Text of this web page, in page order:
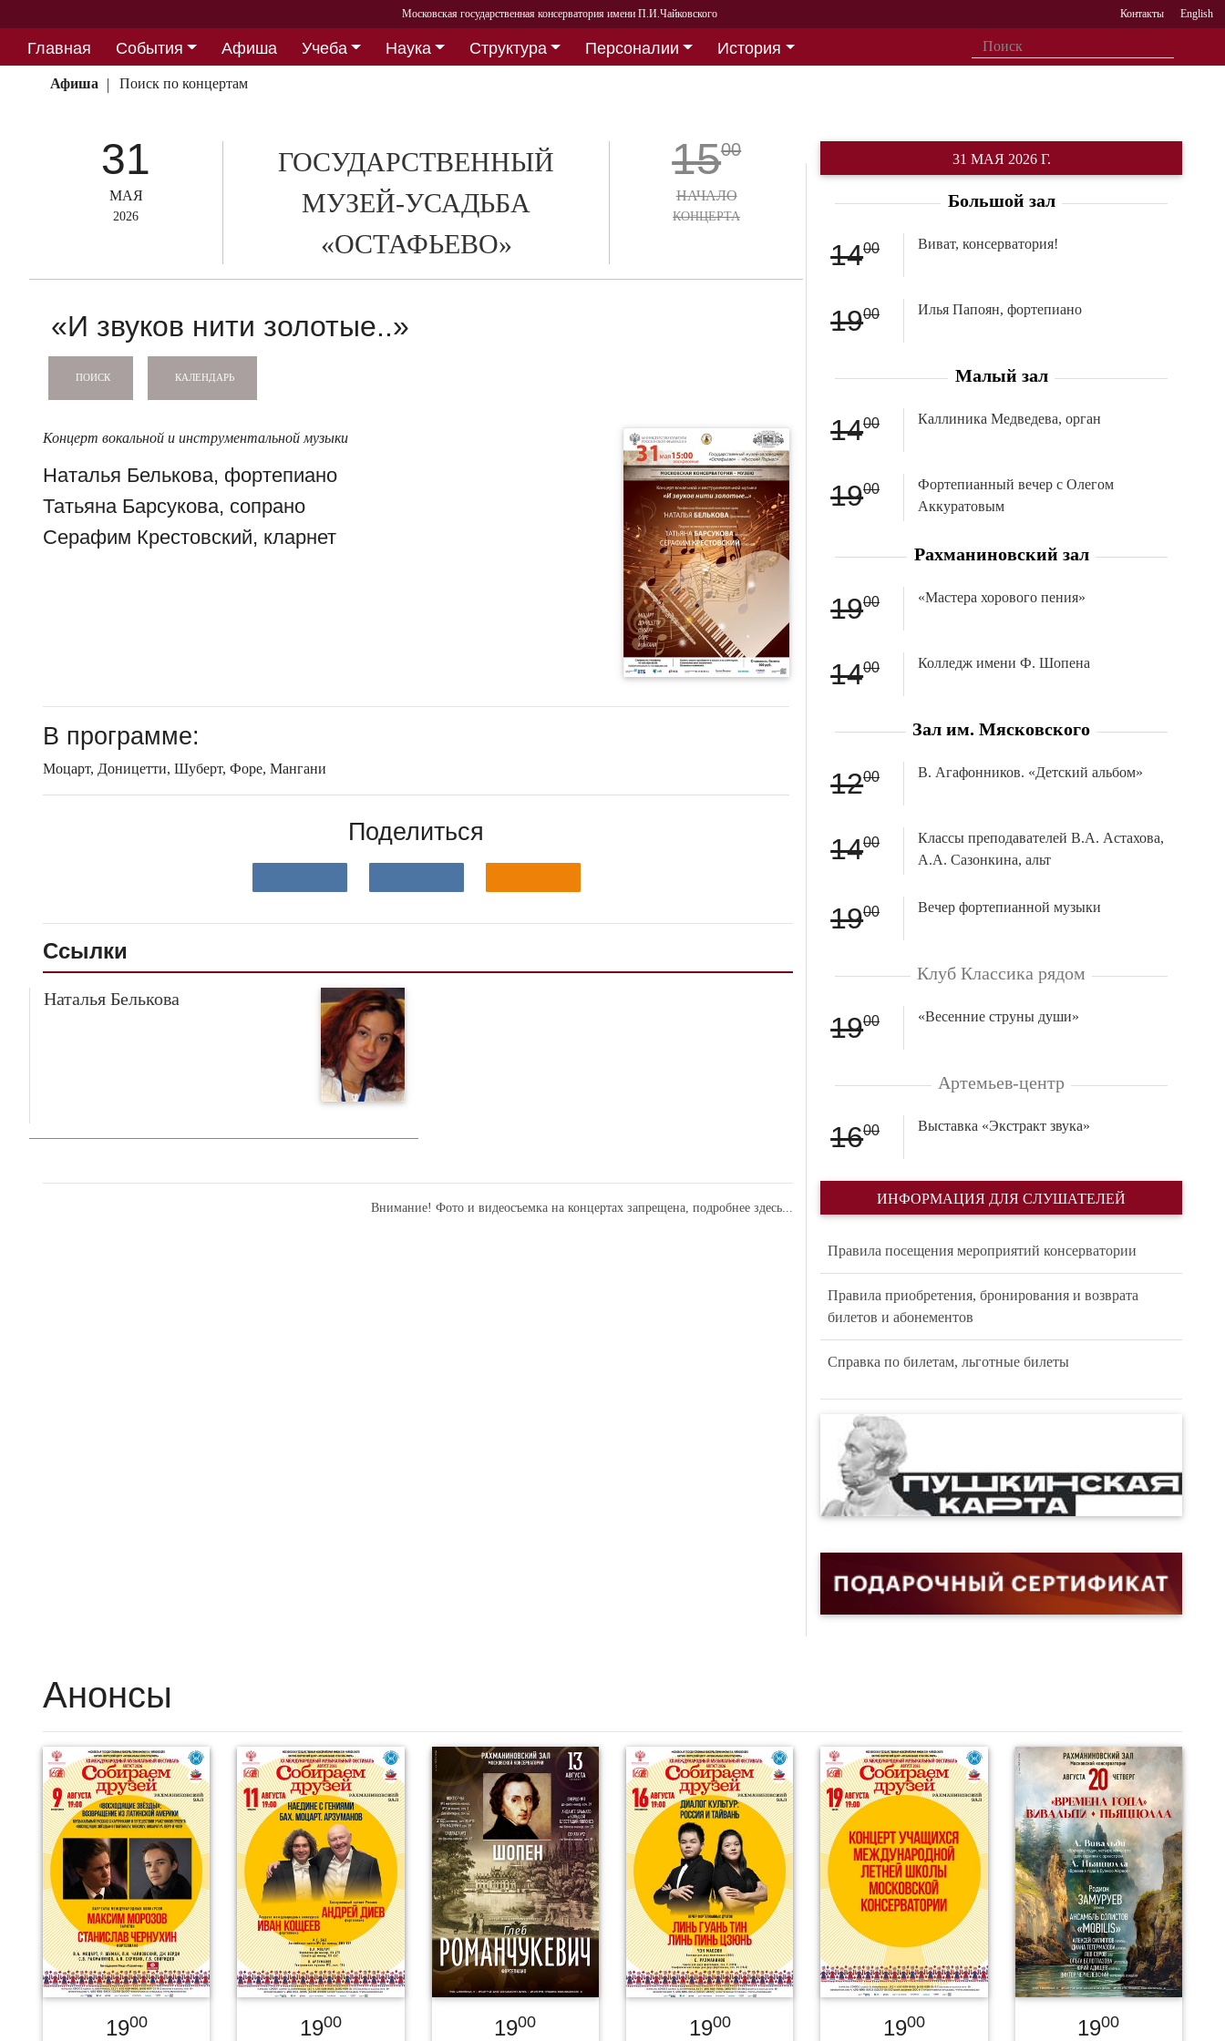
Московская государственная консерватория имени П.И.Чайковского Контакты English
Главная События Афиша Учеба Наука Структура Персоналии
История
Партнерство
Афиша Поиск по концертам
31
МАЯ
2026
ГОСУДАРСТВЕННЫЙ
МУЗЕЙ-УСАДЬБА
«ОСТАФЬЕВО»
1500
НАЧАЛО
КОНЦЕРТА
«И звуков нити золотые..»
ПОИСК КАЛЕНДАРЬ
Концерт вокальной и инструментальной музыки
Наталья Белькова, фортепиано
Татьяна Барсукова, сопрано
Серафим Крестовский, кларнет
В программе:
Моцарт, Доницетти, Шуберт, Форе, Мангани
Поделиться
Ссылки
Наталья Белькова
Внимание! Фото и видеосъемка на концертах запрещена,подробнее здесь...
31 МАЯ 2026 Г.
Большой зал
1400 Виват, консерватория!
1900 Илья Папоян, фортепиано
Малый зал
1400 Каллиника Медведева, орган
1900
Фортепианный вечер с Олегом
Аккуратовым
Рахманиновский зал
1900 «Мастера хорового пения»
1400 Колледж имени Ф. Шопена
Зал им. Мясковского
1200 В. Агафонников. «Детский альбом»
1400
Классы преподавателей В.А. Астахова,
А.А. Сазонкина, альт
1900 Вечер фортепианной музыки
Клуб Классика рядом
1900 «Весенние струны души»
Артемьев-центр
1600 Выставка «Экстракт звука»
ИНФОРМАЦИЯ ДЛЯ СЛУШАТЕЛЕЙ
Правила посещения мероприятий консерватории
Правила приобретения, бронирования и возврата
билетов и абонементов
Справка по билетам, льготные билеты
Анонсы
1900 1900 1900 1900 1900 1900